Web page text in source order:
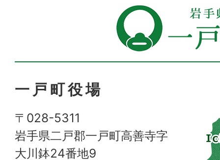
一戸町役場
〒028-5311
岩手県二戸郡一戸町高善寺字
大川鉢24番地9